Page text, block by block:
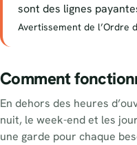
sont des lignes
Avertissement de l’Ordre
Comment
En dehors des heures
nuit, le week-end et les
une garde pour chaque